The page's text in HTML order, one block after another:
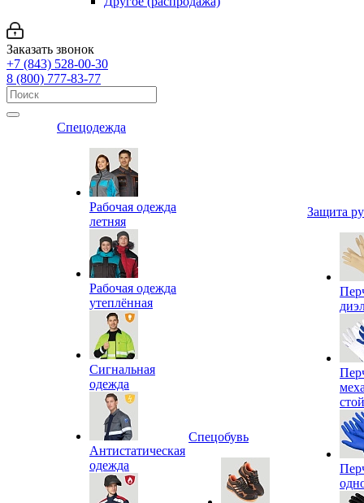
Заказать звонок
+7 (843) 528-00-30
8 (800) 777-83-77
Спецодежда
Рабочая одежда
летняя
Рабочая одежда
утеплённая
Сигнальная
одежда
Антистатическая
одежда
Спецобувь
Защита